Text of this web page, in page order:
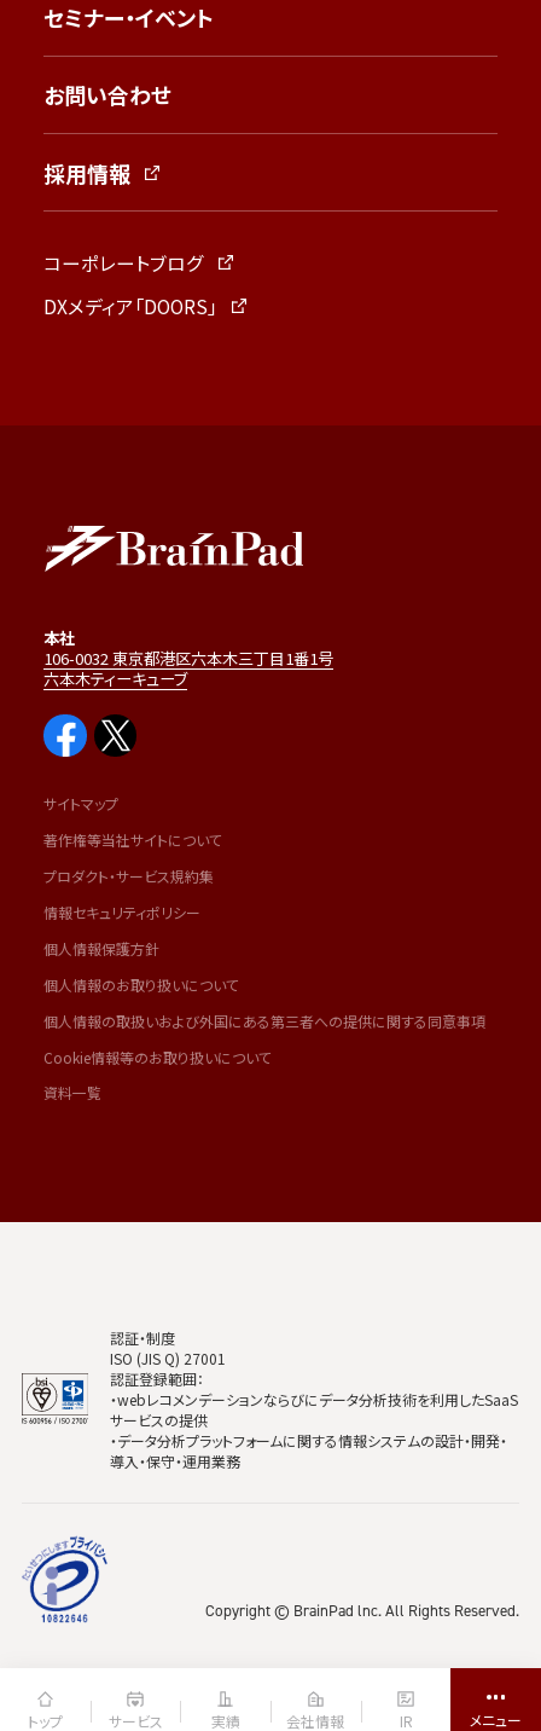
トップ サービス 実績 会社情報 IR
セミナー・イベント
お問い合わせ
採用情報
コーポレートブログ
DXメディア「DOORS」
本社
106-0032 東京都港区六本木三丁目1番1号
六本木ティーキューブ
サイトマップ
著作権等当社サイトについて
プロダクト・サービス規約集
情報セキュリティポリシー
個人情報保護方針
個人情報のお取り扱いについて
個人情報の取扱いおよび外国にある第三者への提供に関する同意事項
Cookie情報等のお取り扱いについて
資料一覧
認証・制度
ISO (JIS Q) 27001
認証登録範囲：
・webレコメンデーションならびにデータ分析技術を利用したSaaS
サービスの提供
・データ分析プラットフォームに関する情報システムの設計・開発・
導入・保守・運用業務
Copyright © BrainPad lnc. All Rights Reserved.